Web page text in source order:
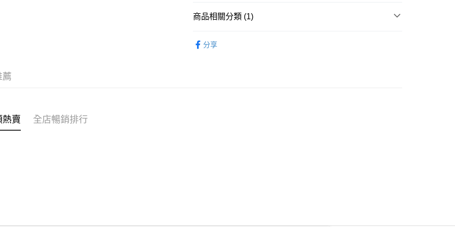
WeChat Pay
送貨方式
商品相關分類 (1)
分享
薦
賣 全店暢銷排行